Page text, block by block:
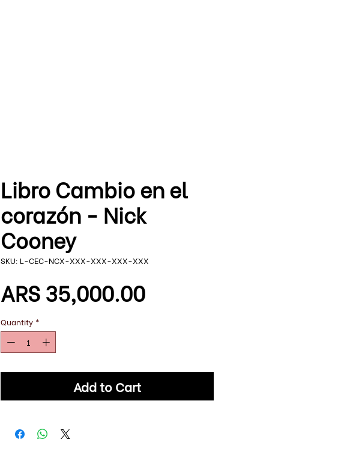
Libro Cambio en el
corazón - Nick
Cooney
SKU: L-CEC-NCX-XXX-XXX-XXX-XXX
ARS 35,000.00Price
Quantity *
Add to Cart